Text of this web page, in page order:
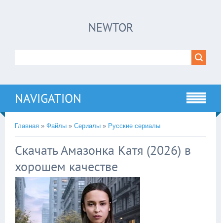
NEWTOR
NAVIGATION
Главная » Файлы » Сериалы » Русские сериалы
Скачать Амазонка Катя (2026) в
хорошем качестве
!!!Если Вы с телефона сперва нажмите на